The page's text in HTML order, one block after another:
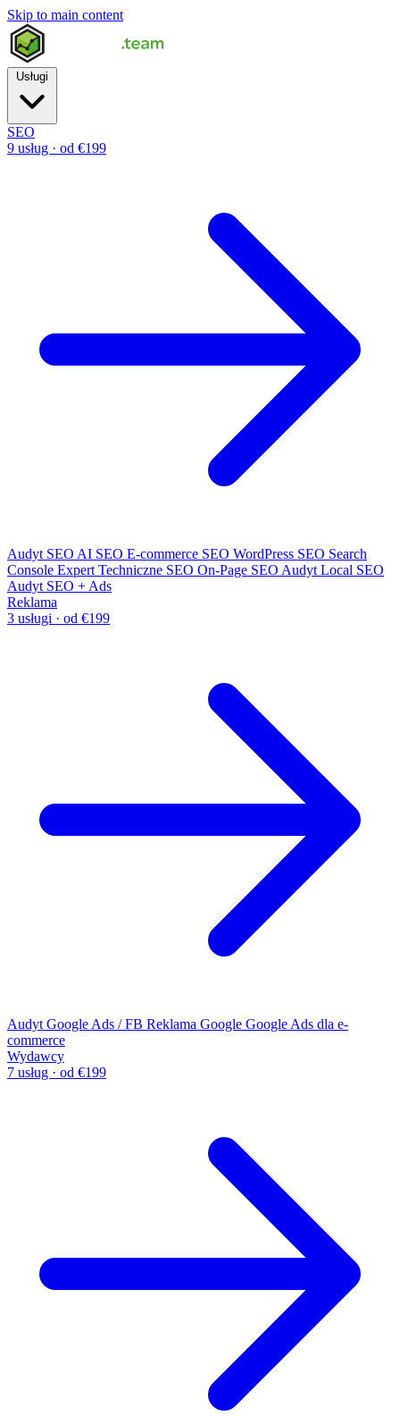
Skip to main content
SEO
9 usług · od €199
Audyt SEO AI SEO E-commerce SEO WordPress SEO Search
Console Expert Techniczne SEO On-Page SEO Audyt Local SEO
Audyt SEO + Ads
Reklama
3 usługi · od €199
Audyt Google Ads / FB Reklama Google Google Ads dla e-
commerce
Wydawcy
7 usług · od €199